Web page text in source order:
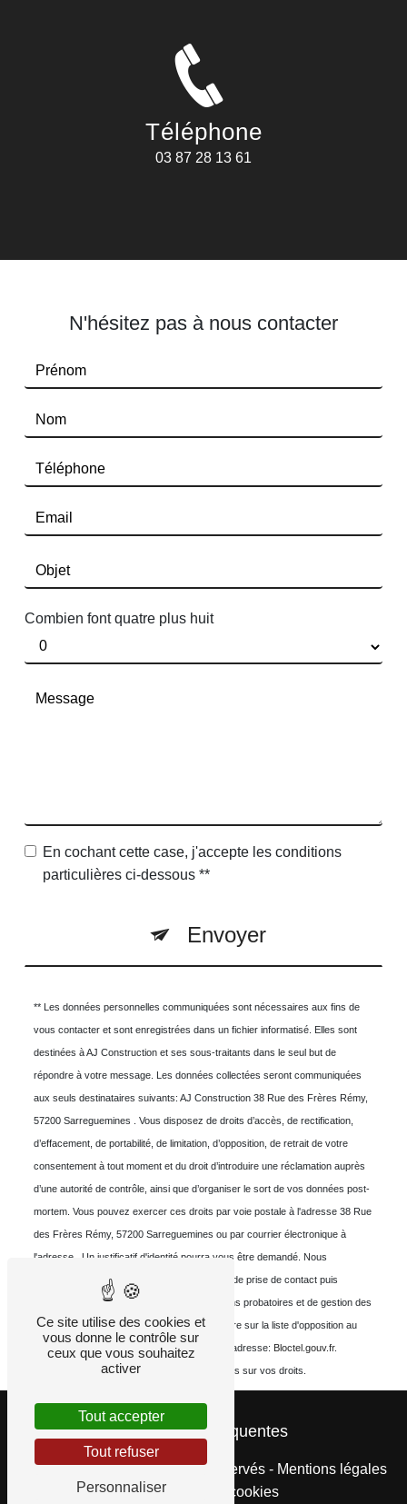
Téléphone
03 87 28 13 61
N'hésitez pas à nous contacter
Combien font quatre plus huit
En cochant cette case, j'accepte les conditions
particulières ci-dessous **
Envoyer
** Les données personnelles communiquées sont nécessaires aux fins de
vous contacter et sont enregistrées dans un fichier informatisé. Elles sont
destinées à AJ Construction et ses sous-traitants dans le seul but de
répondre à votre message. Les données collectées seront communiquées
aux seuls destinataires suivants: AJ Construction 38 Rue des Frères Rémy,
57200 Sarreguemines . Vous disposez de droits d’accès, de rectification,
d’effacement, de portabilité, de limitation, d’opposition, de retrait de votre
consentement à tout moment et du droit d’introduire une réclamation auprès
d’une autorité de contrôle, ainsi que d’organiser le sort de vos données post-
mortem. Vous pouvez exercer ces droits par voie postale à l'adresse 38 Rue
des Frères Rémy, 57200 Sarreguemines ou par courrier électronique à
l'adresse . Un justificatif d'identité pourra vous être demandé. Nous
conservons vos données pendant la période de prise de contact puis
pendant la durée de prescription légale aux fins probatoires et de gestion des
contentieux. Vous avez le droit de vous inscrire sur la liste d'opposition au
démarchage téléphonique, disponible à cette adresse: Bloctel.gouv.fr.
Consultez le site cnil.fr pour plus d’informations sur vos droits.
Recherches fréquentes
Vistalid- 2026 - Tous droits réservés - Mentions légales
-Gestion des cookies
Ce site utilise des cookies et
vous donne le contrôle sur
ceux que vous souhaitez
activer
Tout accepter
Tout refuser
Personnaliser